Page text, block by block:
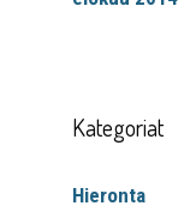
Kategoriat
Hieronta